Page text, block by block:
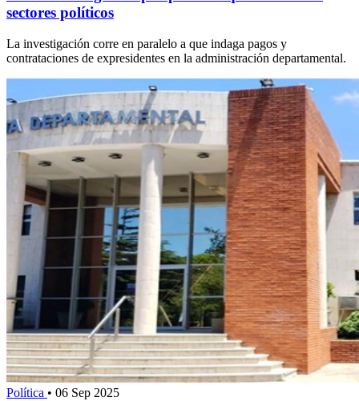
sectores políticos
La investigación corre en paralelo a que indaga pagos y
contrataciones de expresidentes en la administración departamental.
Política • 06 Sep 2025